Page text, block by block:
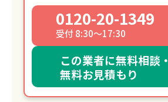
0120-20-1349
受付 8:30～17:30
この業者に無料相談・
無料お見積もり